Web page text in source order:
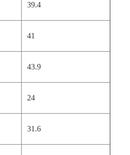
39.4
41
43.9
24
31.6